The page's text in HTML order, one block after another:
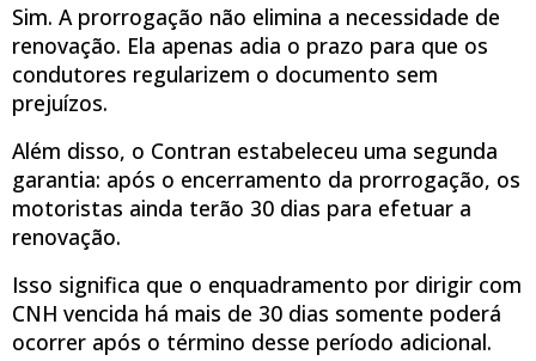
Sim. A prorrogação não elimina a necessidade de
renovação. Ela apenas adia o prazo para que os
condutores regularizem o documento sem
prejuízos.
Além disso, o Contran estabeleceu uma segunda
garantia: após o encerramento da prorrogação, os
motoristas ainda terão 30 dias para efetuar a
renovação.
Isso significa que o enquadramento por dirigir com
CNH vencida há mais de 30 dias somente poderá
ocorrer após o término desse período adicional.